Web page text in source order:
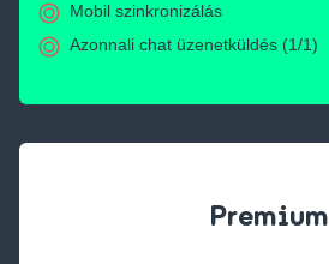
Mobil szinkronizálás
Azonnali chat üzenetküldés (1/1)
Premium